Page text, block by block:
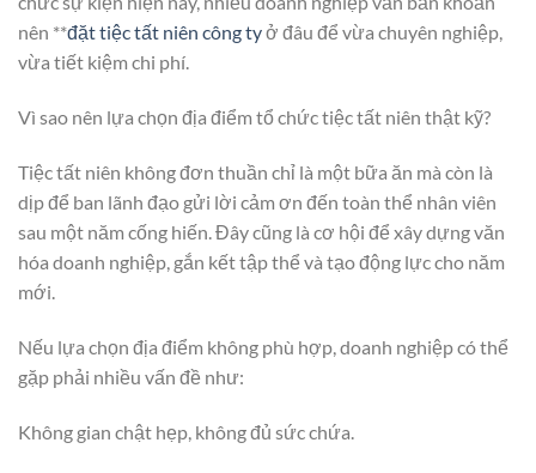
nên **đặt tiệc tất niên công tyở đâu để vừa chuyên nghiệp,
vừa tiết kiệm chi phí.
Vì sao nên lựa chọn địa điểm tổ chức tiệc tất niên thật kỹ?
Tiệc tất niên không đơn thuần chỉ là một bữa ăn mà còn là
dịp để ban lãnh đạo gửi lời cảm ơn đến toàn thể nhân viên
sau một năm cống hiến. Đây cũng là cơ hội để xây dựng văn
hóa doanh nghiệp, gắn kết tập thể và tạo động lực cho năm
mới.
Nếu lựa chọn địa điểm không phù hợp, doanh nghiệp có thể
gặp phải nhiều vấn đề như:
Không gian chật hẹp, không đủ sức chứa.